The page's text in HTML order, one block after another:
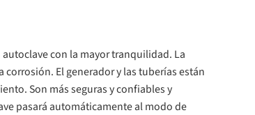
con la mayor tranquilidad. La
El generador y las tuberías están
Son más seguras y confiables y
pasará automáticamente al modo de